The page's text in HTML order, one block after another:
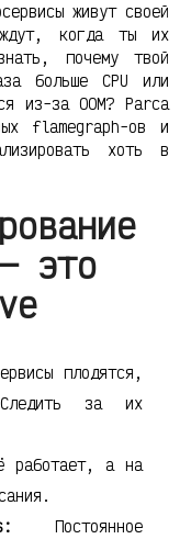
живут своей
когда ты их
почему твой
больше CPU или
из-за OOM? Parca
flamegraph-ов и
хоть в
это
плодятся,
за их
работает, а на
Постоянное